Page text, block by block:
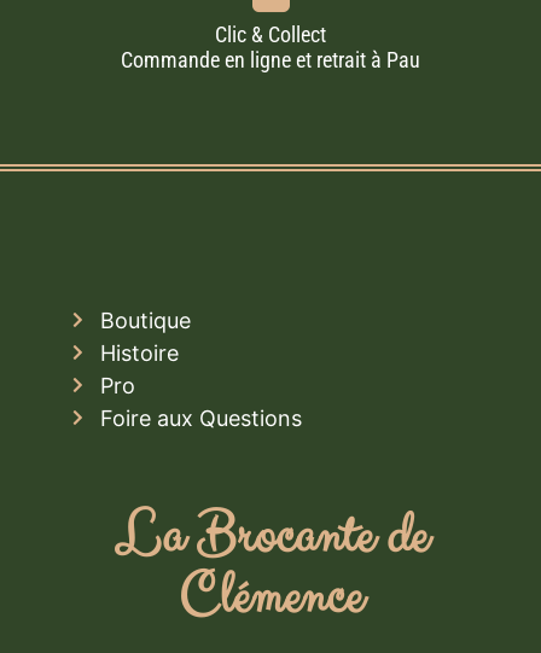
Clic & Collect
Commande en ligne et retrait à Pau
Boutique
Histoire
Pro
Foire aux Questions
La Brocante de
Clémence